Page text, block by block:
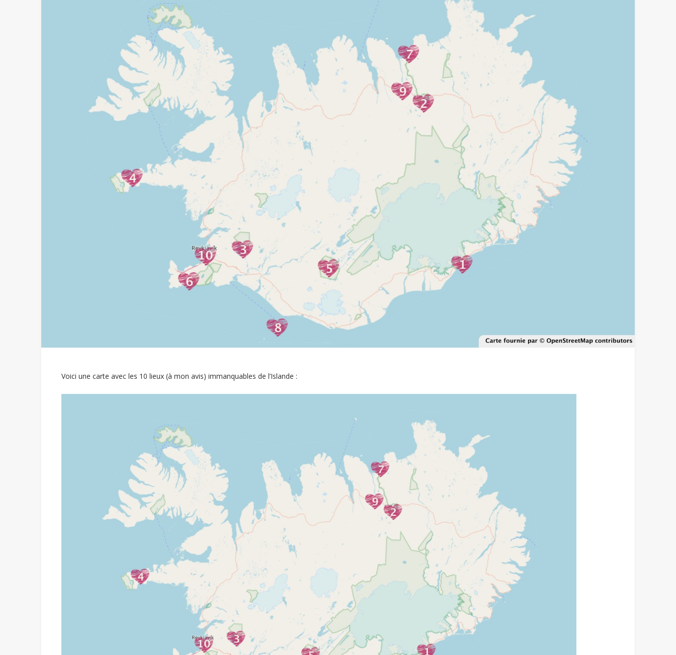
Voici une carte avec les 10 lieux (à mon avis) immanquables de l’Islande :